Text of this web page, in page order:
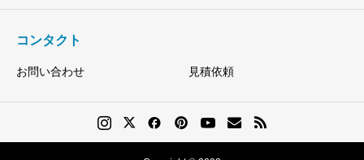
コンタクト
お問い合わせ 見積依頼